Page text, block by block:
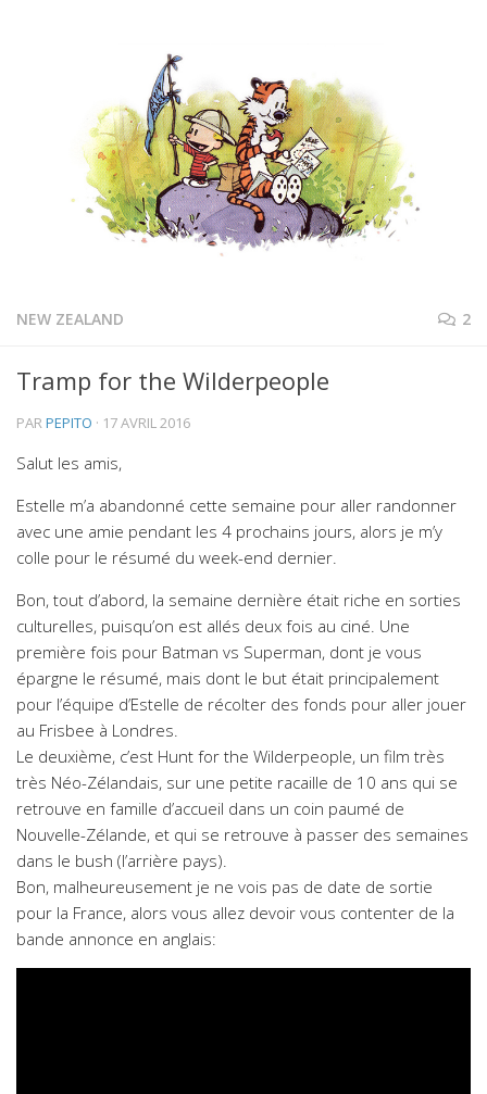
NEW ZEALAND 2
Tramp for the Wilderpeople
PARPEPITO · 17 AVRIL 2016
Salut les amis,
Estelle m’a abandonné cette semaine pour aller randonner
avec une amie pendant les 4 prochains jours, alors je m’y
colle pour le résumé du week-end dernier.
Bon, tout d’abord, la semaine dernière était riche en sorties
culturelles, puisqu’on est allés deux fois au ciné. Une
première fois pour Batman vs Superman, dont je vous
épargne le résumé, mais dont le but était principalement
pour l’équipe d’Estelle de récolter des fonds pour aller jouer
au Frisbee à Londres.
Le deuxième, c’est Hunt for the Wilderpeople, un film très
très Néo-Zélandais, sur une petite racaille de 10 ans qui se
retrouve en famille d’accueil dans un coin paumé de
Nouvelle-Zélande, et qui se retrouve à passer des semaines
dans le bush (l’arrière pays).
Bon, malheureusement je ne vois pas de date de sortie
pour la France, alors vous allez devoir vous contenter de la
bande annonce en anglais: